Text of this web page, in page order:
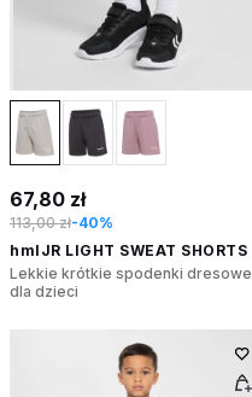
67,80 zł
113,00 zł-40%
hmlJR LIGHT SWEAT SHORTS
Lekkie krótkie spodenki dresowe
dla dzieci